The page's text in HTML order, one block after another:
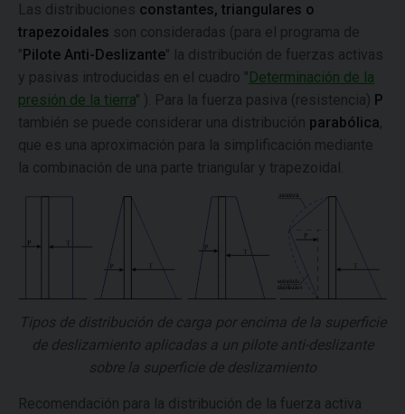
Las distribuciones constantes, triangulares o
trapezoidales son consideradas (para el programa de
"Pilote Anti-Deslizante" la distribución de fuerzas activas
y pasivas introducidas en el cuadro "Determinación de la
presión de la tierra" ). Para la fuerza pasiva (resistencia) P
también se puede considerar una distribución parabólica,
que es una aproximación para la simplificación mediante
la combinación de una parte triangular y trapezoidal.
Tipos de distribución de carga por encima de la superficie
de deslizamiento aplicadas a un pilote anti-deslizante
sobre la superficie de deslizamiento
Recomendación para la distribución de la fuerza activa